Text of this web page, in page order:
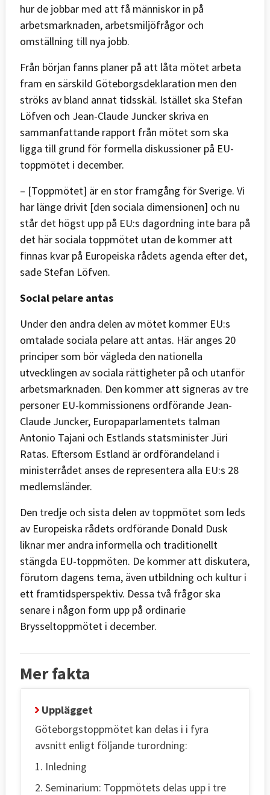
hur de jobbar med att få människor in på
arbetsmarknaden, arbetsmiljöfrågor och
omställning till nya jobb.
Från början fanns planer på att låta mötet arbeta
fram en särskild Göteborgsdeklaration men den
ströks av bland annat tidsskäl. Istället ska Stefan
Löfven och Jean-Claude Juncker skriva en
sammanfattande rapport från mötet som ska
ligga till grund för formella diskussioner på EU-
toppmötet i december.
– [Toppmötet] är en stor framgång för Sverige. Vi
har länge drivit [den sociala dimensionen] och nu
står det högst upp på EU:s dagordning inte bara på
det här sociala toppmötet utan de kommer att
finnas kvar på Europeiska rådets agenda efter det,
sade Stefan Löfven.
Social pelare antas
Under den andra delen av mötet kommer EU:s
omtalade sociala pelare att antas. Här anges 20
principer som bör vägleda den nationella
utvecklingen av sociala rättigheter på och utanför
arbetsmarknaden. Den kommer att signeras av tre
personer EU-kommissionens ordförande Jean-
Claude Juncker, Europaparlamentets talman
Antonio Tajani och Estlands statsminister Jüri
Ratas. Eftersom Estland är ordförandeland i
ministerrådet anses de representera alla EU:s 28
medlemsländer.
Den tredje och sista delen av toppmötet som leds
av Europeiska rådets ordförande Donald Dusk
liknar mer andra informella och traditionellt
stängda EU-toppmöten. De kommer att diskutera,
förutom dagens tema, även utbildning och kultur i
ett framtidsperspektiv. Dessa två frågor ska
senare i någon form upp på ordinarie
Brysseltoppmötet i december.
Mer fakta
Upplägget
Göteborgstoppmötet kan delas i i fyra
avsnitt enligt följande turordning:
1. Inledning
2. Seminarium: Toppmötets delas upp i tre